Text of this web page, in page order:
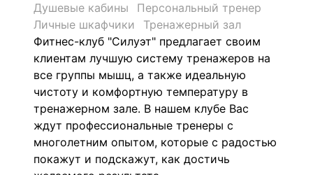
Душевые кабины
Персональный тренер
Личные шкафчики
Тренажерный зал
Фитнес-клуб "Силуэт" предлагает своим
клиентам лучшую систему тренажеров на
все группы мышц, а также идеальную
чистоту и комфортную температуру в
тренажерном зале. В нашем клубе Вас
ждут профессиональные тренеры с
многолетним опытом, которые с радостью
покажут и подскажут, как достичь